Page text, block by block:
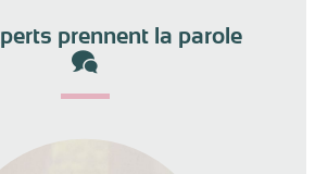
prennent la parole